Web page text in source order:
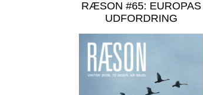
RÆSON #65: EUROPAS
UDFORDRING